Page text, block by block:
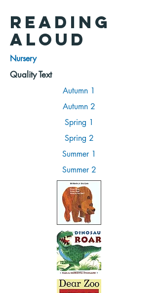
READING
ALOUD
Nursery
Quality Text
Autumn 1
Autumn 2
Spring 1
Spring 2
Summer 1
Summer 2